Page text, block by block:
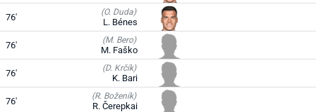
76' (O. Duda)
L. Bénes
76' (M. Bero)
M. Faško
76' (D. Krčík)
K. Bari
76' (R. Boženík)
R. Čerepkai